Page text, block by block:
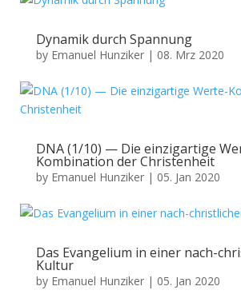
Dynamik durch Spannung
by Emanuel Hunziker| 08. Mrz 2020
DNA (1/10) — Die einzigartige
Kombination der Christenheit
by Emanuel Hunziker| 05. Jan 2020
Das Evangelium in einer nach-
Kultur
by Emanuel Hunziker| 05. Jan 2020